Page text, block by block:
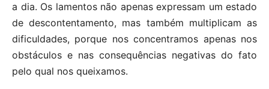
a dia. Os lamentos não apenas expressam um estado
de descontentamento, mas também multiplicam as
dificuldades, porque nos concentramos apenas nos
obstáculos e nas consequências negativas do fato
pelo qual nos queixamos.